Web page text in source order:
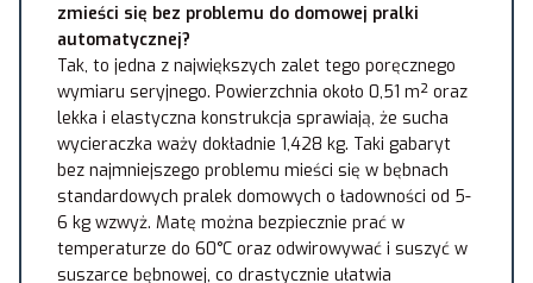
zmieści się bez problemu do domowej pralki
automatycznej?
Tak, to jedna z największych zalet tego poręcznego
wymiaru seryjnego. Powierzchnia około 0,51 m² oraz
lekka i elastyczna konstrukcja sprawiają, że sucha
wycieraczka waży dokładnie 1,428 kg. Taki gabaryt
bez najmniejszego problemu mieści się w bębnach
standardowych pralek domowych o ładowności od 5-
6 kg wzwyż. Matę można bezpiecznie prać w
temperaturze do 60°C oraz odwirowywać i suszyć w
suszarce bębnowej, co drastycznie ułatwia